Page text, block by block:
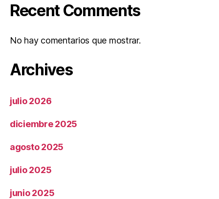
Recent Comments
No hay comentarios que mostrar.
Archives
julio 2026
diciembre 2025
agosto 2025
julio 2025
junio 2025